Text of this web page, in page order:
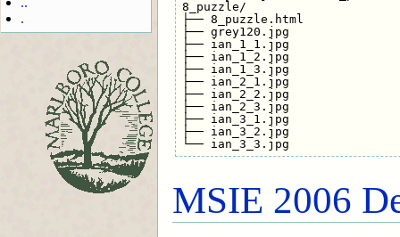
.
8_puzzle/
├── 8_puzzle.html
├── grey120.jpg
├── ian_1_1.jpg
├── ian_1_2.jpg
├── ian_1_3.jpg
├── ian_2_1.jpg
├── ian_2_2.jpg
├── ian_2_3.jpg
├── ian_3_1.jpg
├── ian_3_2.jpg
MSIE 2006